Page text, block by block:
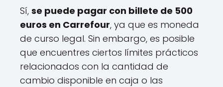
Sí, se puede pagar con billete de 500
euros en Carrefour, ya que es moneda
de curso legal. Sin embargo, es posible
que encuentres ciertos límites prácticos
relacionados con la cantidad de
cambio disponible en caja o las